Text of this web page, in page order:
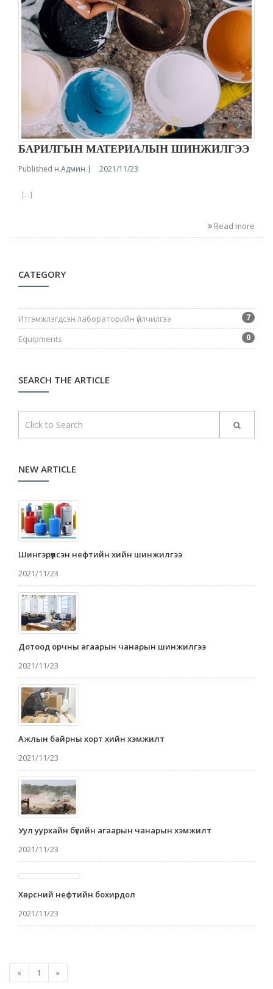
БАРИЛГЫН МАТЕРИАЛЫН ШИНЖИЛГЭЭ
Published н.Админ | 2021/11/23
[...]
Read more
CATEGORY
7
Итгэмжлэгдсэн лабораторийн үйлчилгээ
0
Equipments
SEARCH THE ARTICLE
NEW ARTICLE
Шингэрүүлсэн нефтийн хийн шинжилгээ
2021/11/23
Дотоод орчны агаарын чанарын шинжилгээ
2021/11/23
Ажлын байрны хорт хийн хэмжилт
2021/11/23
Уул уурхайн бүсийн агаарын чанарын хэмжилт
2021/11/23
Хөрсний нефтийн бохирдол
2021/11/23
« 1 »